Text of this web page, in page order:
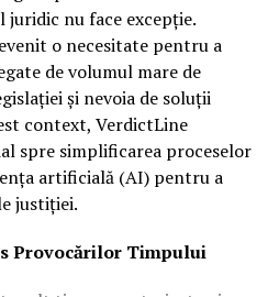
deja la un proiect ambițios și
primul cimitir pentru
Constanța. Acesta va fi un
de animale vor putea să-și
într-un cadru plin de
practicilor din alte țări
sunt deja o normalitate.
juridic nu face excepție.
o necesitate pentru a
de volumul mare de
și nevoia de soluții
context, VerdictLine
spre simplificarea proceselor
artificială (AI) pentru a
justiției.
Provocărilor Timpului